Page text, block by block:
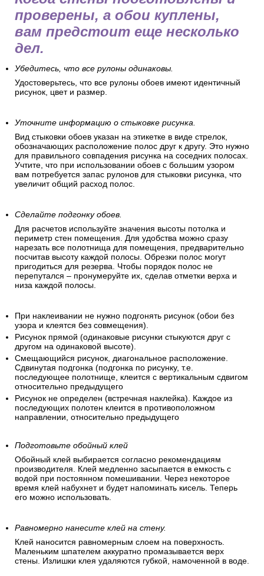
проверены, а обои куплены,
вам предстоит еще несколько
дел.
Убедитесь, что все рулоны одинаковы.
Удостоверьтесь, что все рулоны обоев имеют идентичный
рисунок, цвет и размер.
Уточните информацию о стыковке рисунка.
Вид стыковки обоев указан на этикетке в виде стрелок,
обозначающих расположение полос друг к другу. Это нужно
для правильного совпадения рисунка на соседних полосах.
Учтите, что при использовании обоев с большим узором
вам потребуется запас рулонов для стыковки рисунка, что
увеличит общий расход полос.
Сделайте подгонку обоев.
Для расчетов используйте значения высоты потолка и
периметр стен помещения. Для удобства можно сразу
нарезать все полотнища для помещения, предварительно
посчитав высоту каждой полосы. Обрезки полос могут
пригодиться для резерва. Чтобы порядок полос не
перепутался – пронумеруйте их, сделав отметки верха и
низа каждой полосы.
При наклеивании не нужно подгонять рисунок (обои без
узора и клеятся без совмещения).
Рисунок прямой (одинаковые рисунки стыкуются друг с
другом на одинаковой высоте).
Смещающийся рисунок, диагональное расположение.
Сдвинутая подгонка (подгонка по рисунку, т.е.
последующее полотнище, клеится с вертикальным сдвигом
относительно предыдущего
Рисунок не определен (встречная наклейка). Каждое из
последующих полотен клеится в противоположном
направлении, относительно предыдущего
Подготовьте обойный клей
Обойный клей выбирается согласно рекомендациям
производителя. Клей медленно засыпается в емкость с
водой при постоянном помешивании. Через некоторое
время клей набухнет и будет напоминать кисель. Теперь
его можно использовать.
Равномерно нанесите клей на стену.
Клей наносится равномерным слоем на поверхность.
Маленьким шпателем аккуратно промазывается верх
стены. Излишки клея удаляются губкой, намоченной в воде.